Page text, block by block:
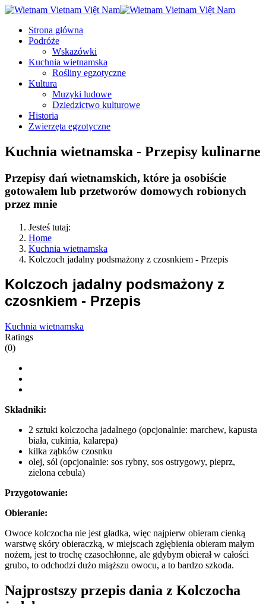
Strona główna
Podróże
Wskazówki
Kuchnia wietnamska
Rośliny egzotyczne
Kultura
Muzyki ludowe
Dziedzictwo kulturowe
Historia
Zwierzęta egzotyczne
Kuchnia wietnamska - Przepisy kulinarne
Przepisy dań wietnamskich, które ja osobiście
gotowałem lub przetworów domowych robionych
przez mnie
Jesteś tutaj:
Home
Kuchnia wietnamska
Kolczoch jadalny podsmażony z czosnkiem - Przepis
Kolczoch jadalny podsmażony z
czosnkiem - Przepis
Kuchnia wietnamska
Ratings
(0)
Składniki:
2 sztuki kolczocha jadalnego (opcjonalnie: marchew, kapusta
biała, cukinia, kalarepa)
kilka ząbków czosnku
olej, sól (opcjonalnie: sos rybny, sos ostrygowy, pieprz,
zielona cebula)
Przygotowanie:
Obieranie:
Owoce kolczocha nie jest gładka, więc najpierw obieram cienką
warstwę skóry obieraczką, w miejscach zgłębienia obieram małym
nożem, jest to trochę czasochłonne, ale gdybym obierał w całości
grubo, to odchodzi dużo miąższu owocu, a to bardzo szkoda.
Najprostszy przepis dania z Kolczocha